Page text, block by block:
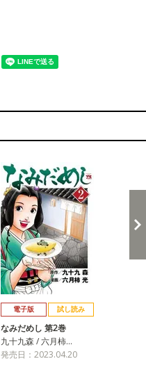
電子版 試し読み
なみだめし 第2巻
九十九森 / 六月柿…
発売日：2023.04.20